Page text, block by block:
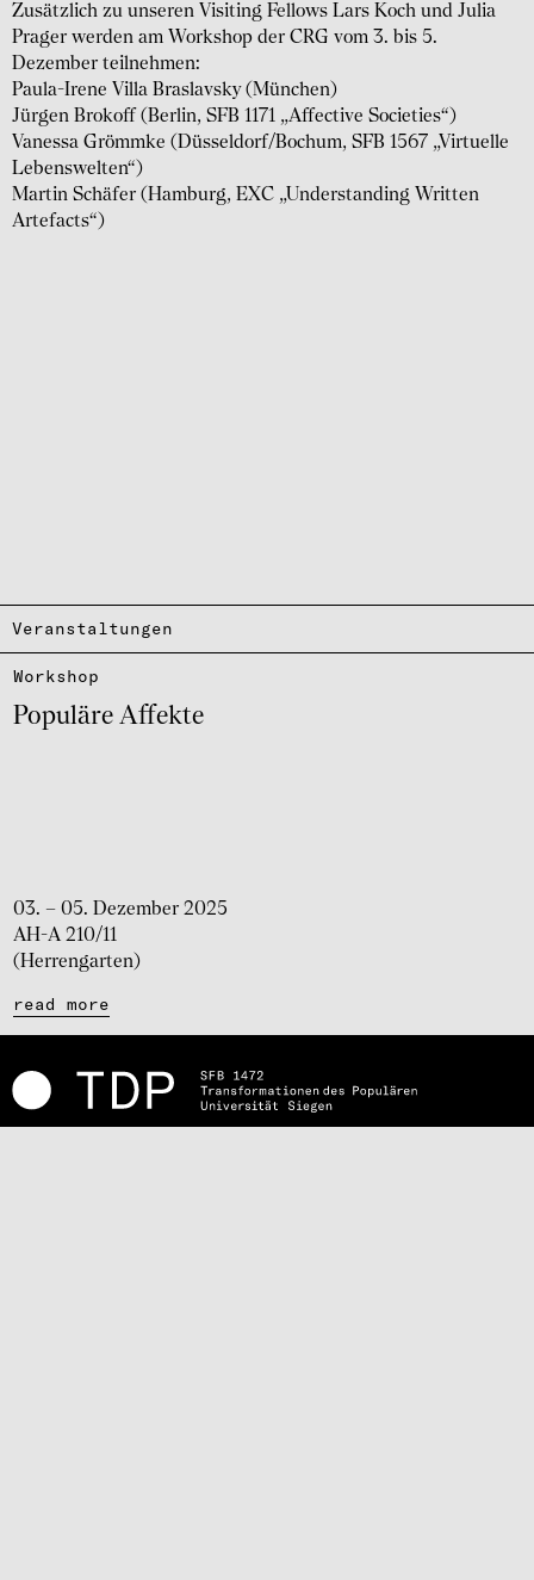
Zusätzlich zu unseren Visiting Fellows Lars Koch und Julia
Prager werden am Workshop der CRG vom 3. bis 5.
Dezember teilnehmen:
Paula-Irene Villa Braslavsky (München)
Jürgen Brokoff (Berlin, SFB 1171 „Affective Societies“)
Vanessa Grömmke (Düsseldorf/Bochum, SFB 1567 „Virtuelle
Lebenswelten“)
Martin Schäfer (Hamburg, EXC „Understanding Written
Artefacts“)
Veranstaltungen
Popu­läre Affekte
Work­shop
03. – 05. Dezember 2025
AH-A 210/11
(Herrengarten)
read more
de